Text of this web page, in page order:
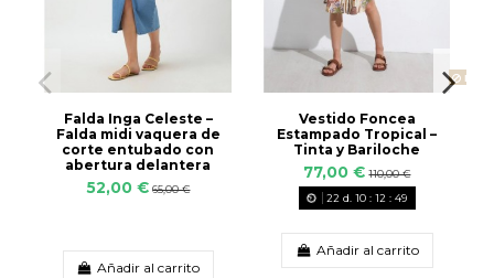
Falda Inga Celeste –
Falda midi vaquera de
corte entubado con
abertura delantera
52,00 € 65,00 €
Añadir al carrito
Vestido Foncea
Estampado Tropical –
Tinta y Bariloche
77,00 € 110,00 €
22 d. 10 :12 :48
Añadir al carrito